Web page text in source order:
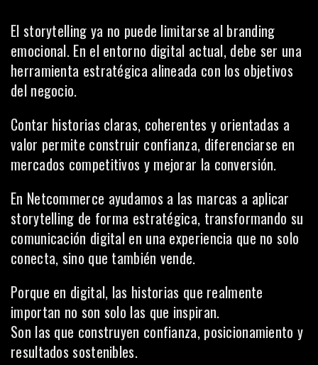
El storytelling ya no puede limitarse al branding
emocional. En el entorno digital actual, debe ser una
herramienta estratégica alineada con los objetivos
del negocio.
Contar historias claras, coherentes y orientadas a
valor permite construir confianza, diferenciarse en
mercados competitivos y mejorar la conversión.
En Netcommerce ayudamos a las marcas a aplicar
storytelling de forma estratégica, transformando su
comunicación digital en una experiencia que no solo
conecta, sino que también vende.
Porque en digital, las historias que realmente
importan no son solo las que inspiran.
Son las que construyen confianza, posicionamiento y
resultados sostenibles.